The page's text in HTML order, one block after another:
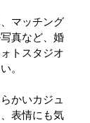
マッチング
真など、婚
トスタジオ
。
かいカジュ
表情にも気